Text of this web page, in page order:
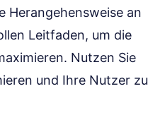
Herangehensweise an
Leitfaden, um die
Nutzen Sie
und Ihre Nutzer zu